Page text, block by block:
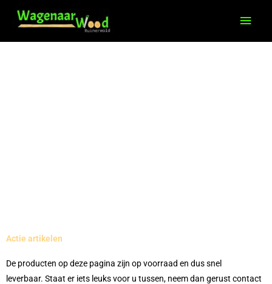
Actie artikelen
De producten op deze pagina zijn op voorraad en dus snel
leverbaar. Staat er iets leuks voor u tussen, neem dan gerust contact